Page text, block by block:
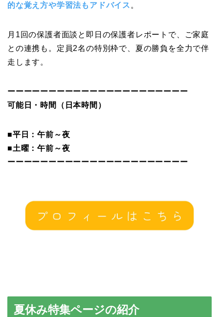
的な覚え方や学習法もアドバイス 。
月1回の保護者面談と即日の保護者レポートで、
ご家庭
との連携も。定員2名の特別枠で、夏の勝負を全力で伴
走します。
ーーーーーーーーーーーーーーーーーーーーーー
可能日・時間（日本時間）
■平日：午前～夜
■土曜：午前～夜
ーーーーーーーーーーーーーーーーーーーーーー
夏休み特集ページの紹介